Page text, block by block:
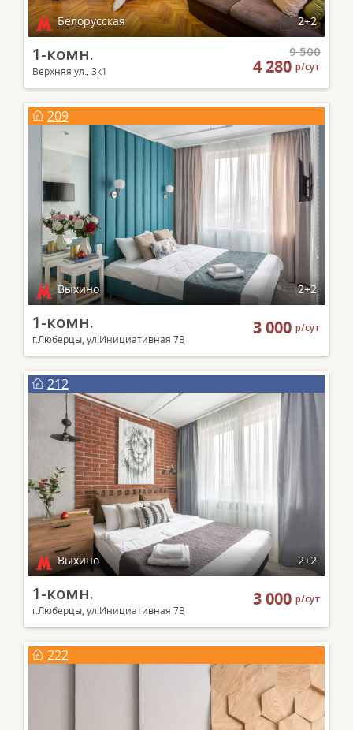
Белорусская 2+2
1-комн.
Верхняя ул., 3к1
9 500
4 280р/сут
209
Выхино 2+2
1-комн.
г.Люберцы, ул.Инициативная 7В
3 000р/сут
212
Выхино 2+2
1-комн.
г.Люберцы, ул.Инициативная 7В
3 000р/сут
222